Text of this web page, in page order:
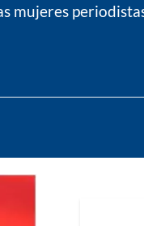
mujeres